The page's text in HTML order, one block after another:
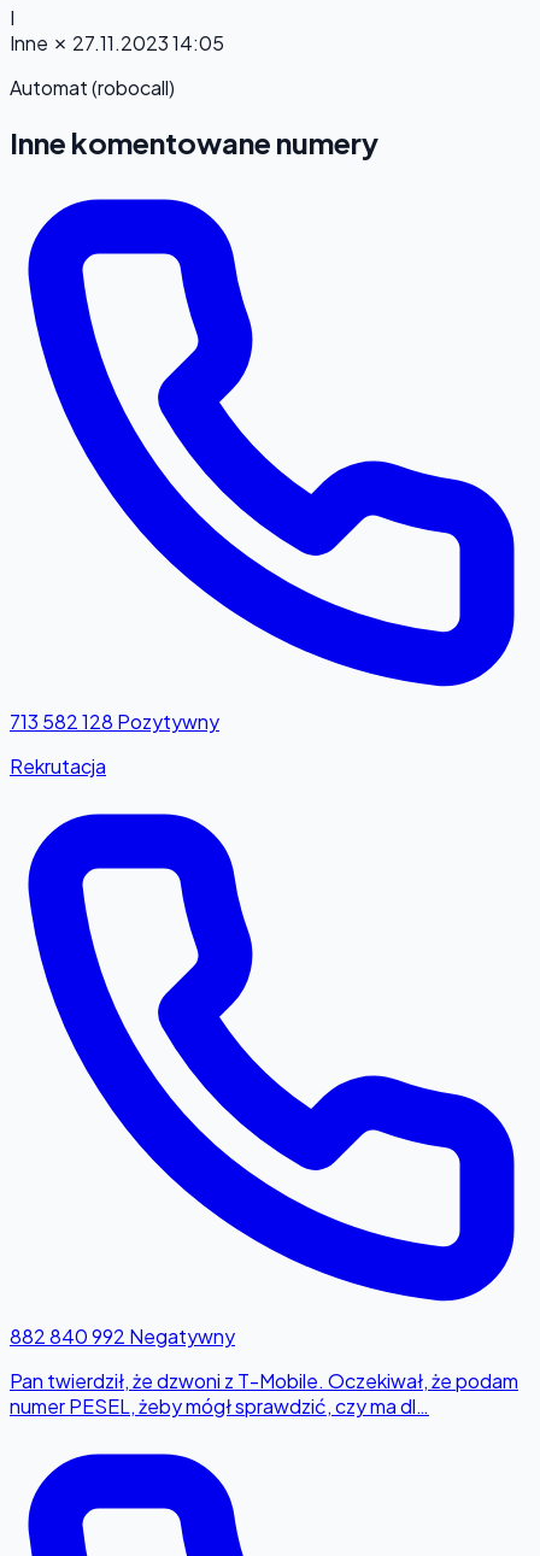
I
Inne ✗ 27.11.2023 14:05
Automat (robocall)
Inne komentowane numery
713 582 128 Pozytywny
Rekrutacja
882 840 992 Negatywny
Pan twierdził, że dzwoni z T-Mobile. Oczekiwał, że podam
numer PESEL, żeby mógł sprawdzić, czy ma dl…